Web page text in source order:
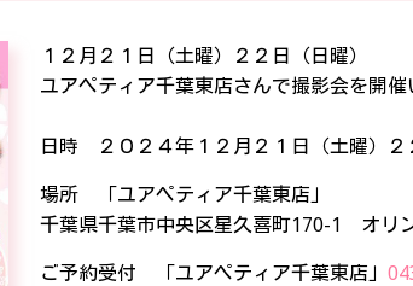
１２月２１日（土曜）２２日（日曜）
ユアペティア千葉東店さんで撮影会を開催
日時 ２０２４年１２月２１日（土曜）２
場所 「ユアペティア千葉東店」
千葉県千葉市中央区星久喜町170-1 オリ
ご予約受付 「ユアペティア千葉東店」